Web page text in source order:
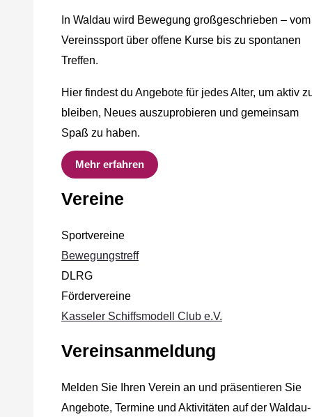
In Waldau wird Bewegung großgeschrieben – vom
Vereinssport über offene Kurse bis zu spontanen
Treffen.
Hier findest du Angebote für jedes Alter, um aktiv
bleiben, Neues auszuprobieren und gemeinsam
Spaß zu haben.
Mehr erfahren
Vereine
Sportvereine
Bewegungstreff
DLRG
Fördervereine
Kasseler Schiffsmodell Club e.V.
Vereinsanmeldung
Melden Sie Ihren Verein an und präsentieren Sie
Angebote, Termine und Aktivitäten auf der Waldau-